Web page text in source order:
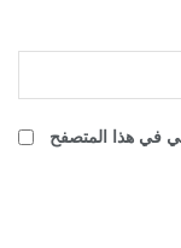
في هذا المتصفح